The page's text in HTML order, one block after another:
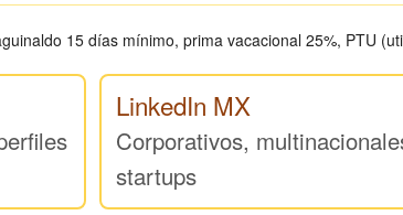
15 días mínimo, prima vacacional 25%, PTU
LinkedIn MX
Corporativos,
startups